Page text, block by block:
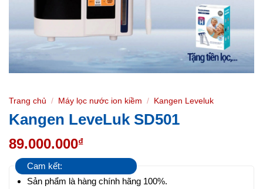
Trang chủ / Máy lọc nước ion kiềm / Kangen Leveluk
Kangen LeveLuk SD501
89.000.000₫
Cam kết:
Sản phẩm là hàng chính hãng 100%.